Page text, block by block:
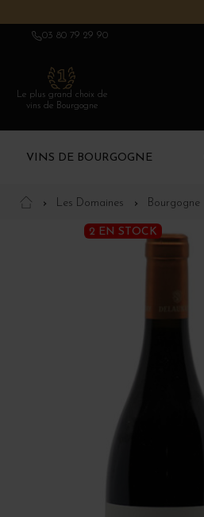
03 80 79 29 90
Le plus grand choix de
vins de Bourgogne
VINS DE BOURGOGNE
Les Domaines Bourgogne
2 EN STOCK